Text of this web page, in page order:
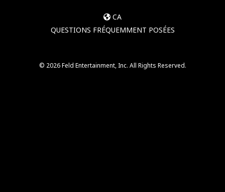
CA
QUESTIONS FRÉQUEMMENT POSÉES
© 2026 Feld Entertainment, Inc. All Rights Reserved.